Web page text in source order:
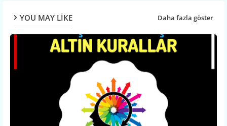
YOU MAY LIKE Daha fazla göster